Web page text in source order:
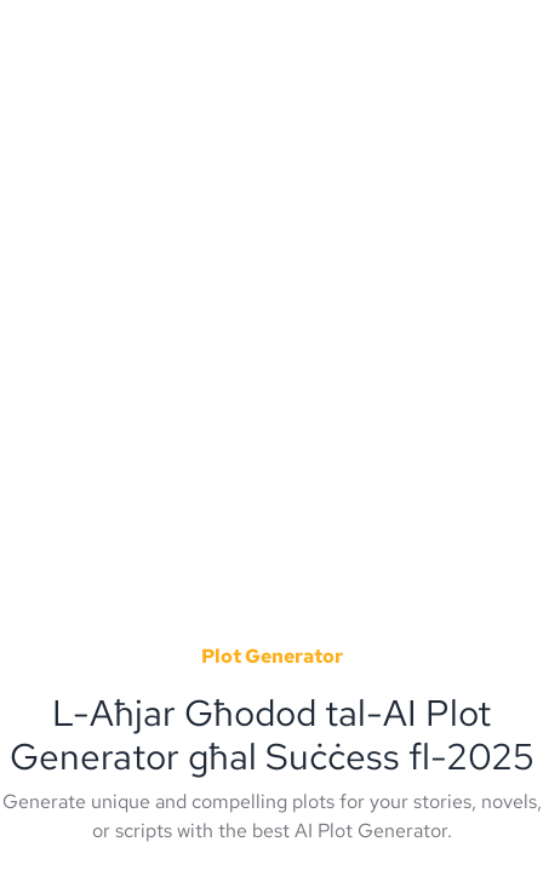
Plot Generator
L-Aħjar Għodod tal-AI Plot
Generator għal Suċċess fl-2025
Generate unique and compelling plots for your stories, novels,
or scripts with the best AI Plot Generator.